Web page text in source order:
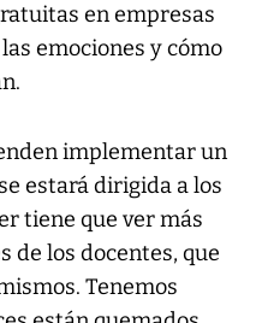
en empresas
emociones y cómo
implementar un
estará dirigida a los
tiene que ver más
de los docentes, que
Tenemos